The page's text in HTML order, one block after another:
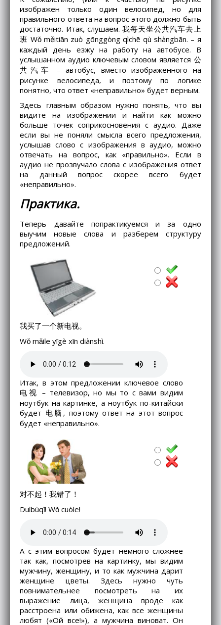
изображен только один велосипед, но для
правильного ответа на вопрос этого должно быть
достаточно. Итак, слушаем. 我每天坐公共汽车去上
班 Wǒ měitiān zuò gōnggòng qìchē qù shàngbān. – я
каждый день езжу на работу на автобусе. В
услышанном аудио ключевым словом является 公
共汽车 – автобус, вместо изображенного на
рисунке велосипеда, и поэтому по логике
понятно, что ответ «неправильно» будет верным.
Здесь главным образом нужно понять, что вы
видите на изображении и найти как можно
больше точек соприкосновения с аудио. Даже
если вы не поняли смысла всего предложения,
услышав слово с изображения в аудио, можно
отвечать на вопрос, как «правильно». Если в
аудио не прозвучало слова с изображения ответ
на данный вопрос скорее всего будет
«неправильно».
Практика.
Теперь давайте попрактикуемся и за одно
выучим новые слова и разберем структуру
предложений.
我买了一个新电视。
Wǒ mǎile yīgè xīn diànshì.
Итак, в этом предложении ключевое слово
电视 – телевизор, но мы то с вами видим
ноутбук на картинке, а ноутбук по-китайски
будет 电脑, поэтому ответ на этот вопрос
будет «неправильно».
对不起！我错了！
Duìbùqǐ! Wǒ cuòle!
А с этим вопросом будет немного сложнее
так как, посмотрев на картинку, мы видим
мужчину, женщину, и то как мужчина дарит
женщине цветы. Здесь нужно чуть
повнимательнее посмотреть на их
выражение лица, женщина вроде как
расстроена или обижена, как все женщины
любят («Ой все!»), а мужчина виноват. Он